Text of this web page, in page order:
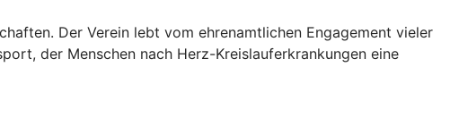
Der Verein lebt vom ehrenamtlichen Engagement vieler
der Menschen nach Herz-Kreislauferkrankungen eine